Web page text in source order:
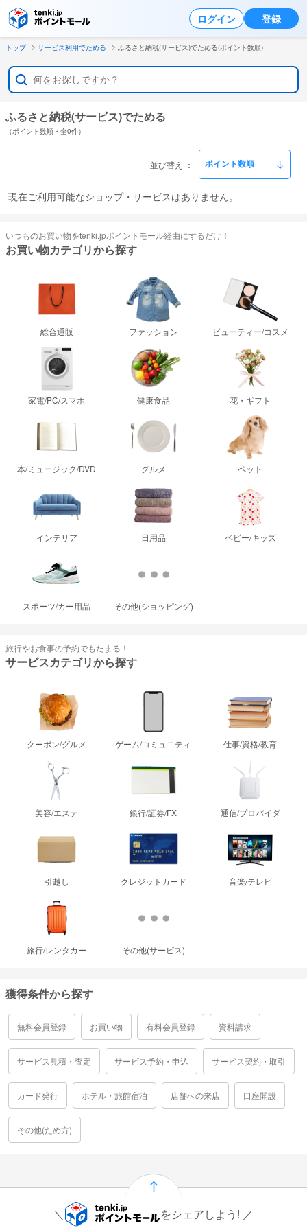
ログイン 登録
トップ サービス利用でためる ふるさと納税(サービス)でためる(ポイント数順)
ふるさと納税(サービス)でためる
（ポイント数順・全0件）
並び替え
現在ご利用可能なショップ・サービスはありません。
いつものお買い物をtenki.jpポイントモール経由にするだけ！
お買い物カテゴリから探す
総合通販 ファッション ビューティー/コスメ
家電/PC/スマホ 健康食品 花・ギフト
本/ミュージック/DVD グルメ ペット
インテリア 日用品 ベビー/キッズ
スポーツ/カー用品 その他(ショッピング)
旅行やお食事の予約でもたまる！
サービスカテゴリから探す
クーポン/グルメ ゲーム/コミュニティ 仕事/資格/教育
美容/エステ 銀行/証券/FX 通信/プロバイダ
引越し クレジットカード 音楽/テレビ
旅行/レンタカー その他(サービス)
獲得条件から探す
無料会員登録 お買い物 有料会員登録 資料請求
サービス見積・査定 サービス予約・申込 サービス契約・取引
カード発行 ホテル・旅館宿泊 店舗への来店 口座開設
その他(ため方)
をシェアしよう!